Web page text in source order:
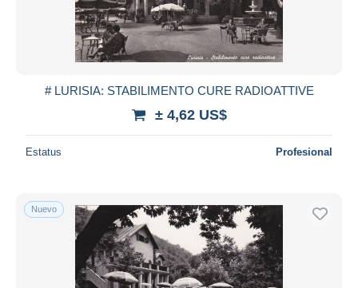
# LURISIA: STABILIMENTO CURE RADIOATTIVE
± 4,62 US$
Estatus Profesional
Nuevo